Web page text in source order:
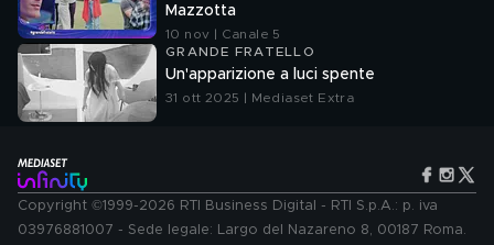
Mazzotta
10 nov | Canale 5
GRANDE FRATELLO
Un'apparizione a luci spente
31 ott 2025 | Mediaset Extra
Copyright ©1999-2026 RTI Business Digital - RTI S.p.A.: p. iva
03976881007 - Sede legale: Largo del Nazareno 8, 00187 Roma.